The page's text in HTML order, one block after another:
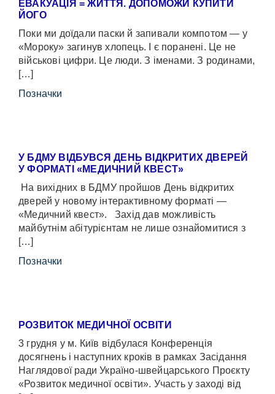
ЕВАКУАЦІЯ = ЖИТТЯ. ДОПОМОЖИ КУПИТИ
ЙОГО
Поки ми доїдали паски й запивали компотом — у
«Мороку» загинув хлопець. І є поранені. Це не
військові цифри. Це люди. З іменами. З родинами,
[…]
Позначки
У БДМУ ВІДБУВСЯ ДЕНЬ ВІДКРИТИХ ДВЕРЕЙ
У ФОРМАТІ «МЕДИЧНИЙ КВЕСТ»
На вихідних в БДМУ пройшов День відкритих
дверей у новому інтерактивному форматі —
«Медичний квест». Захід дав можливість
майбутнім абітурієнтам не лише ознайомитися з
[…]
Позначки
РОЗВИТОК МЕДИЧНОЇ ОСВІТИ
3 грудня у м. Київ відбулася Конференція
досягнень і наступних кроків в рамках Засідання
Наглядової ради Україно-швейцарського Проєкту
«Розвиток медичної освіти». Участь у заході від